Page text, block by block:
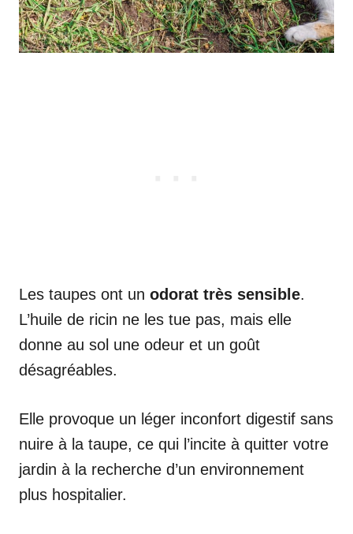
Les taupes ont un odorat très sensible.
L’huile de ricin ne les tue pas, mais elle
donne au sol une odeur et un goût
désagréables.
Elle provoque un léger inconfort digestif sans
nuire à la taupe, ce qui l’incite à quitter votre
jardin à la recherche d’un environnement
plus hospitalier.